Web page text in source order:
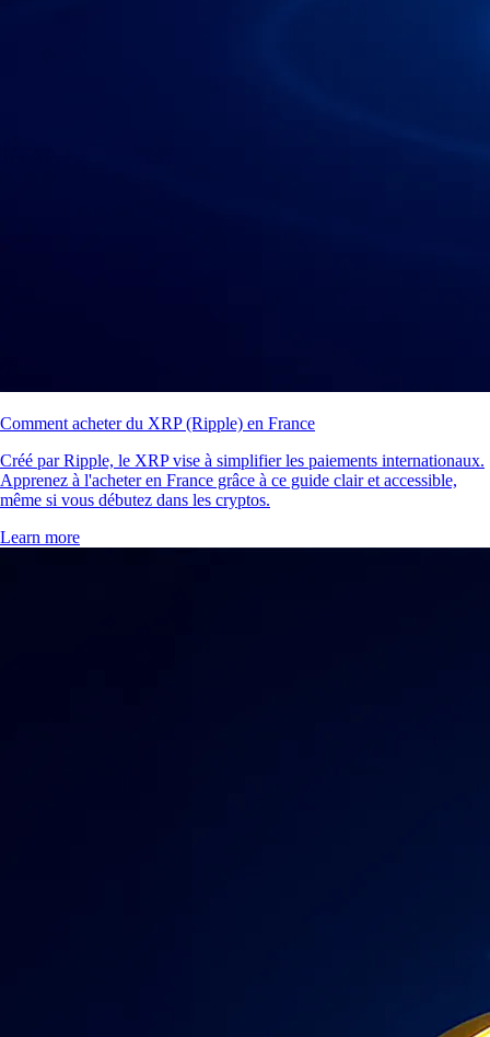
Comment acheter du XRP (Ripple) en France
Créé par Ripple, le XRP vise à simplifier les paiements internationaux.
Apprenez à l'acheter en France grâce à ce guide clair et accessible,
même si vous débutez dans les cryptos.
Learn more